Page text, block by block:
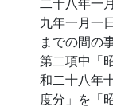
九年一月一
までの間の
第二項中「
和二十八年
度分」を「